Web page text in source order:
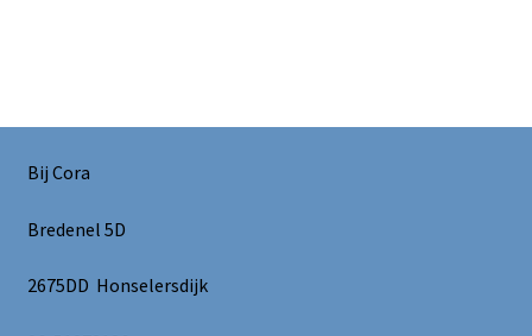
Bij Cora
Bredenel 5D
2675DD Honselersdijk